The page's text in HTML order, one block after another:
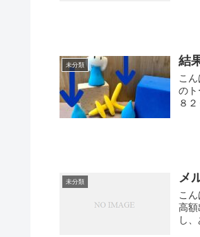
未分類 結
こ
の
８
未分類 メ
こ
高
し